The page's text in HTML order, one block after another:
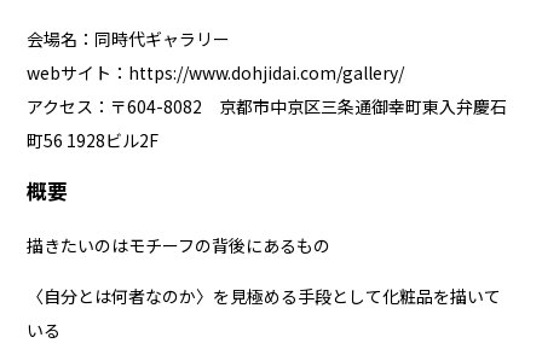
会場名：同時代ギャラリー
webサイト： https://www.dohjidai.com/gallery/
アクセス：〒604-8082 京都市中京区三条通御幸町東入弁慶石
町56 1928ビル2F
概要
描きたいのはモチーフの背後にあるもの
〈自分とは何者なのか〉を見極める手段として化粧品を描いて
いる